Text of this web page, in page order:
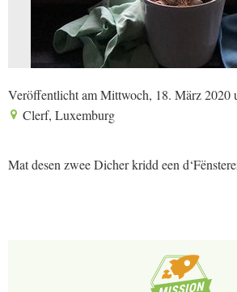
Veröffentlicht am Mittwoch, 18. März 2020
Clerf, Luxemburg
Mat desen zwee Dicher kridd een